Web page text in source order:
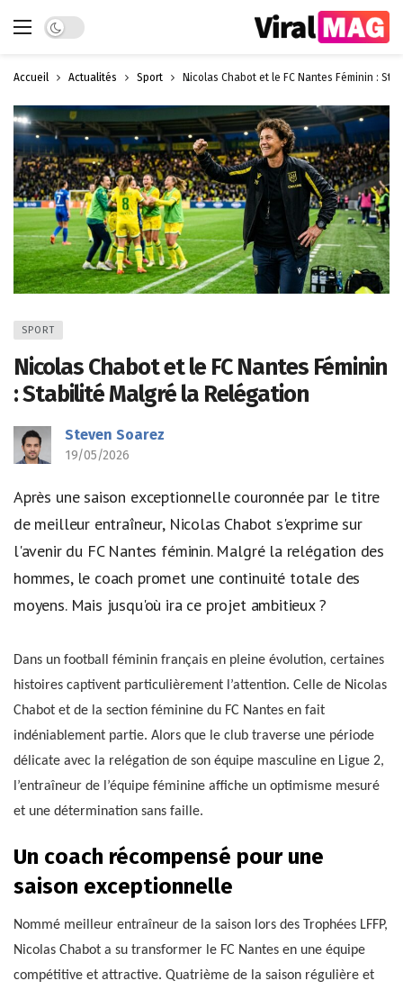
Dark mode
Accueil Actualités Sport Nicolas Chabot et le FC Nantes Féminin :
SPORT
Nicolas Chabot et le FC Nantes Féminin
: Stabilité Malgré la Relégation
Steven Soarez
19/05/2026
Après une saison exceptionnelle couronnée par le titre
de meilleur entraîneur, Nicolas Chabot s'exprime sur
l'avenir du FC Nantes féminin. Malgré la relégation des
hommes, le coach promet une continuité totale des
moyens. Mais jusqu'où ira ce projet ambitieux ?
Dans un football féminin français en pleine évolution, certaines
histoires captivent particulièrement l’attention. Celle de Nicolas
Chabot et de la section féminine du FC Nantes en fait
indéniablement partie. Alors que le club traverse une période
délicate avec la relégation de son équipe masculine en Ligue 2,
l’entraîneur de l’équipe féminine affiche un optimisme mesuré
et une détermination sans faille.
Un coach récompensé pour une
saison exceptionnelle
Nommé meilleur entraîneur de la saison lors des Trophées LFFP,
Nicolas Chabot a su transformer le FC Nantes en une équipe
compétitive et attractive. Quatrième de la saison régulière et